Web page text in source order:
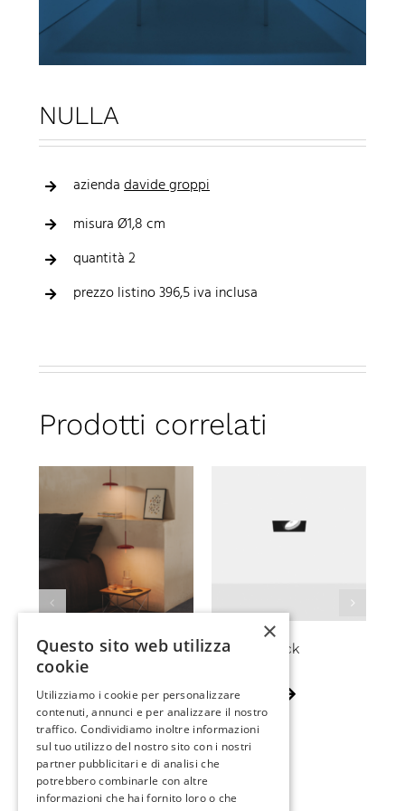
NULLA
aziendadavide groppi
misura Ø1,8 cm
quantità 2
prezzo listino 396,5 iva inclusa
Prodotti correlati
Porte Sospeso MINI 51 black
×
Questo sito web utilizza
cookie
Utilizziamo i cookie per personalizzare
contenuti, annunci e per analizzare il nostro
traffico. Condividiamo inoltre informazioni
sul tuo utilizzo del nostro sito con i nostri
partner pubblicitari e di analisi che
potrebbero combinarle con altre
informazioni che hai fornito loro o che